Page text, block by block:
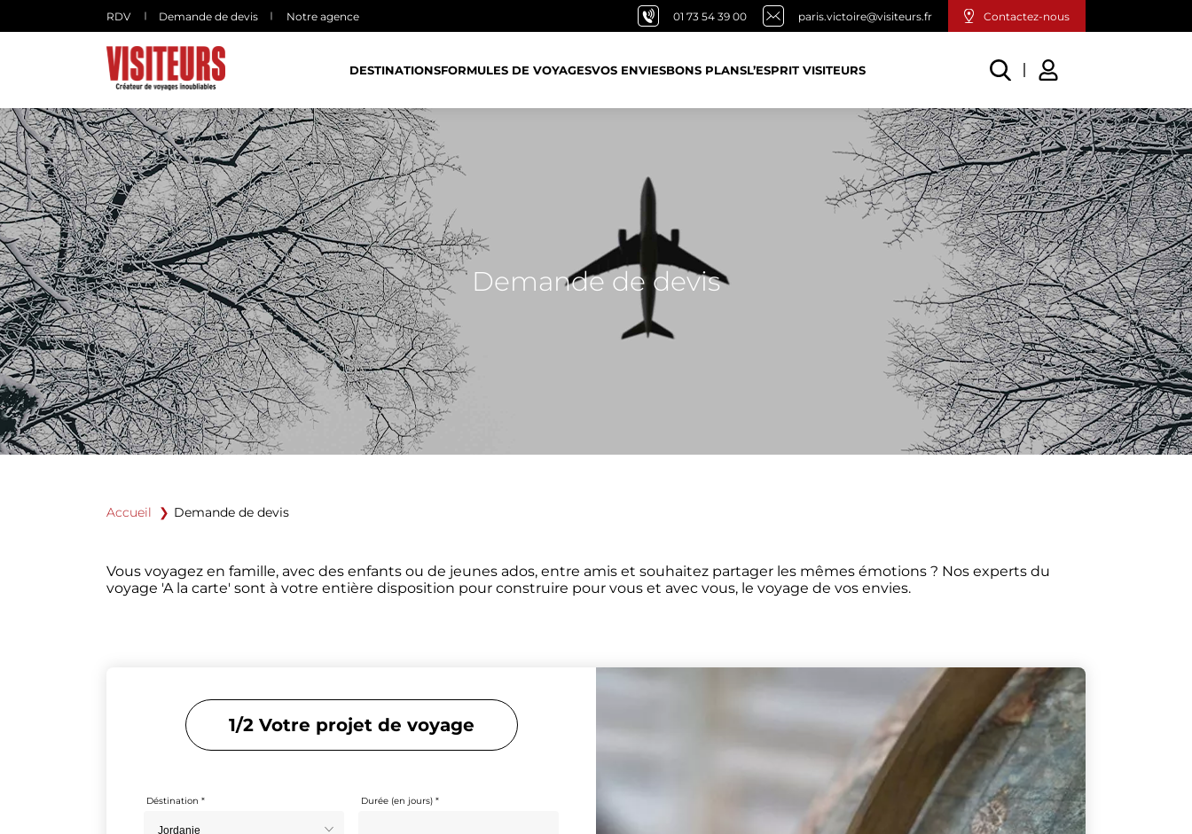
RDV Demande de devis Notre agence 01 73 54 39 00 paris.victoire@visiteurs.fr Contactez-nous
DESTINATIONSFORMULES DE VOYAGESVOS ENVIESBONS PLANSL’ESPRIT VISITEURS
Demande de devis
Accueil Demande de devis
Vous voyagez en famille, avec des enfants ou de jeunes ados, entre amis et souhaitez partager les mêmes émotions ? Nos experts du
voyage 'A la carte' sont à votre entière disposition pour construire pour vous et avec vous, le voyage de vos envies.
1/2 Votre projet de voyage
Panneau de gestion des cookies